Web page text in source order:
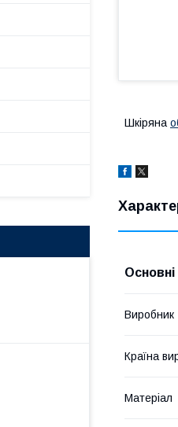
Шкіряна
Основні
Виробник
Країна
Матеріал